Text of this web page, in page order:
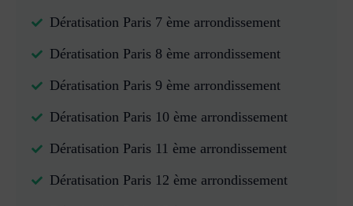
Dératisation Paris 7 ème arrondissement
Dératisation Paris 8 ème arrondissement
Dératisation Paris 9 ème arrondissement
Dératisation Paris 10 ème arrondissement
Dératisation Paris 11 ème arrondissement
Dératisation Paris 12 ème arrondissement